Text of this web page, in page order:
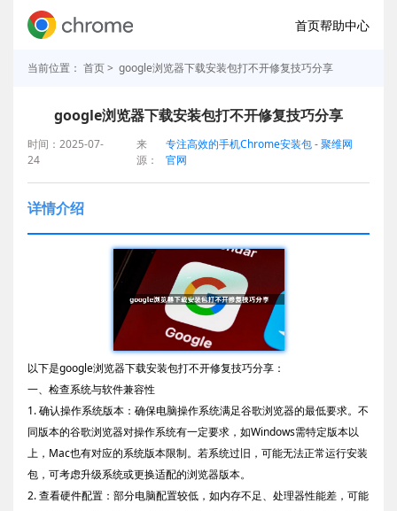
首页帮助中心
当前位置： 首页> google浏览器下载安装包打不开修复技巧分享
google浏览器下载安装包打不开修复技巧分享
时间：2025-07-
24
来
源：
专注高效的手机Chrome安装包 - 聚维网
官网
详情介绍
以下是google浏览器下载安装包打不开修复技巧分享：
一、检查系统与软件兼容性
1. 确认操作系统版本：确保电脑操作系统满足谷歌浏览器的最低要求。不
同版本的谷歌浏览器对操作系统有一定要求，如Windows需特定版本以
上，Mac也有对应的系统版本限制。若系统过旧，可能无法正常运行安装
包，可考虑升级系统或更换适配的浏览器版本。
2. 查看硬件配置：部分电脑配置较低，如内存不足、处理器性能差，可能